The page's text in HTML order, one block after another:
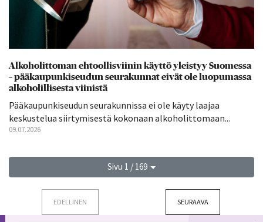
Alkoholittoman ehtoollisviinin käyttö yleistyy Suomessa
– pääkaupunkiseudun seurakunnat eivät ole luopumassa
alkoholillisesta viinistä
Pääkaupunkiseudun seurakunnissa ei ole käyty laajaa
keskustelua siirtymisestä kokonaan alkoholittomaan...
09.07.2026
Sivu 1 / 169
EDELLINEN SEURAAVA